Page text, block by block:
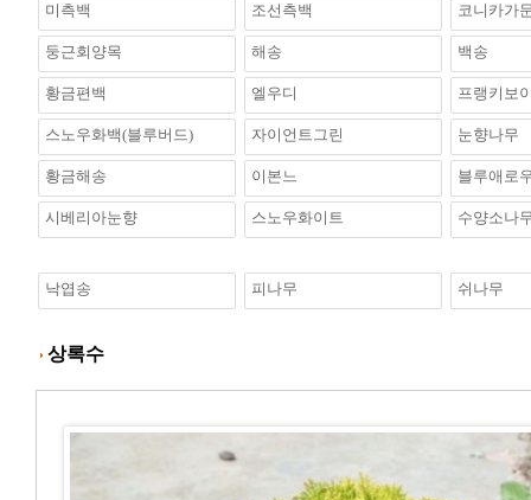
미측백 조선측백 코니카가
둥근회양목 해송 백송
황금편백 엘우디 프랭키보
스노우화백(블루버드) 자이언트그린 눈향나무
황금해송 이본느 블루애로
시베리아눈향 스노우화이트 수양소나
낙엽송 피나무 쉬나무
상록수